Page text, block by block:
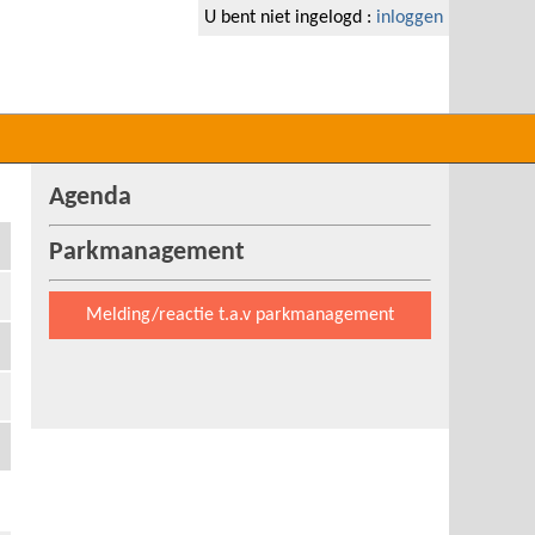
U bent niet ingelogd : inloggen
Agenda
Parkmanagement
Melding/reactie t.a.v parkmanagement